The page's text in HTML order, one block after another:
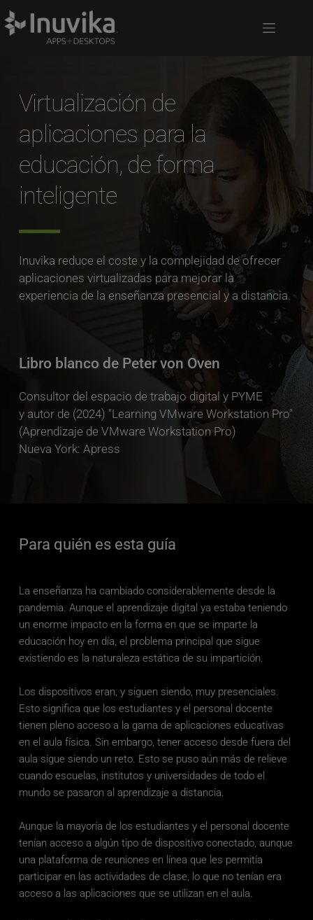
Virtualización de
aplicaciones para la
educación, de forma
inteligente
Inuvika reduce el coste y la complejidad de ofrecer
aplicaciones virtualizadas para mejorar la
experiencia de la enseñanza presencial y a distancia.
Libro blanco de Peter von Oven
Consultor del espacio de trabajo digital y PYME
y autor de (2024) "Learning VMware Workstation Pro"
(Aprendizaje de VMware Workstation Pro)
Nueva York: Apress
Para quién es esta guía
La enseñanza ha cambiado considerablemente desde la
pandemia. Aunque el aprendizaje digital ya estaba teniendo
un enorme impacto en la forma en que se imparte la
educación hoy en día, el problema principal que sigue
existiendo es la naturaleza estática de su impartición.
Los dispositivos eran, y siguen siendo, muy presenciales.
Esto significa que los estudiantes y el personal docente
tienen pleno acceso a la gama de aplicaciones educativas
en el aula física. Sin embargo, tener acceso desde fuera del
aula sigue siendo un reto. Esto se puso aún más de relieve
cuando escuelas, institutos y universidades de todo el
mundo se pasaron al aprendizaje a distancia.
Aunque la mayoría de los estudiantes y el personal docente
tenían acceso a algún tipo de dispositivo conectado, aunque
una plataforma de reuniones en línea que les permitía
participar en las actividades de clase, lo que no tenían era
acceso a las aplicaciones que se utilizan en el aula.